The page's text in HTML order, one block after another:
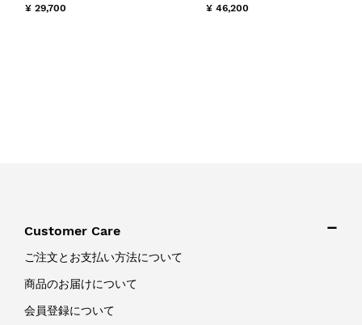
¥ 29,700
¥ 46,200
Customer Care
ご注文とお支払い方法について
商品のお届けについて
会員登録について